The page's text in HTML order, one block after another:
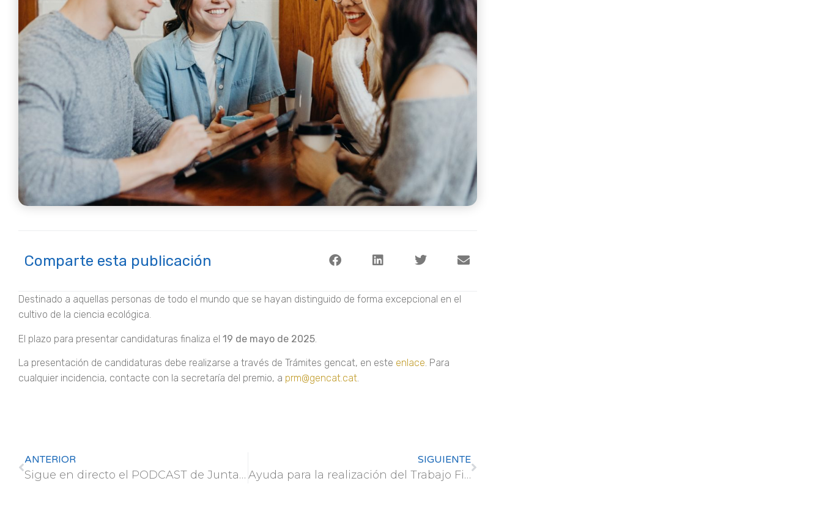
Comparte esta publicación
Destinado a aquellas personas de todo el mundo que se hayan distinguido de forma excepcional en el
cultivo de la ciencia ecológica.
El plazo para presentar candidaturas finaliza el 19 de mayo de 2025
La presentación de candidaturas debe realizarse a través de Trámites gencat, en este enlace. Para
cualquier incidencia, contacte con la secretaría del premio, a prm@gencat.cat.
ANTERIOR
Sigue en directo el PODCAST de Juntas por los Bosques: Las raíces – Episodio 1: la semilla
SIGUIENTE
Ayuda para la realización del Trabajo Fin de Máster sobre «Análisis y Propuesta de Descarbonización de la flota de Tragsa»